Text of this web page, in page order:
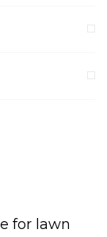
for lawn